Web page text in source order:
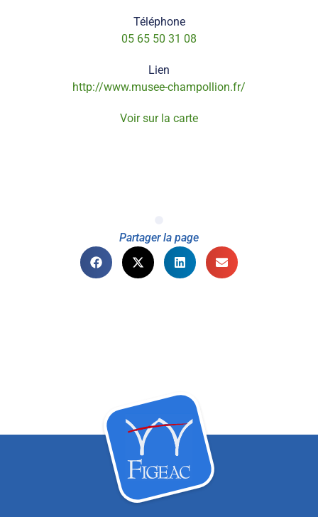
Téléphone
05 65 50 31 08
Lien
http://www.musee-champollion.fr/
Voir sur la carte
Partager la page